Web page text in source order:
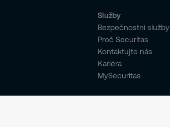
Služby
Bezpečnostní služby
Proč Securitas
Kontaktujte nás
Kariéra
MySecuritas